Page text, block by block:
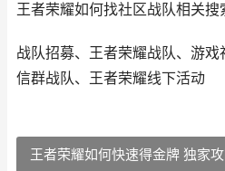
王者荣耀如何找社区战队相关搜
战队招募、王者荣耀战队、游
信群战队、王者荣耀线下活动
王者荣耀如何快速得金牌 独家